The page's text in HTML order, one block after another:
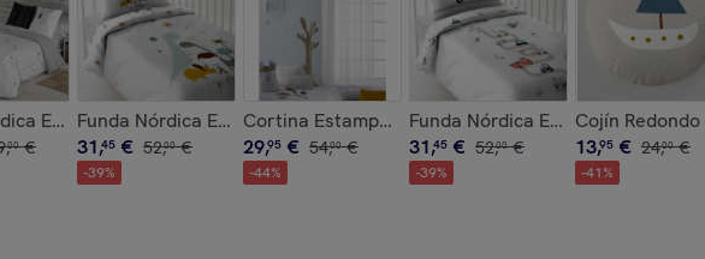
Poliéster - Blanco
Estampada - Cierre Solapa - 100% Algodón - Incluye 1/2 Fundas de
,00 €
Funda Nórdica Estampada - Reversible - Infantil - Cierre Solapa -
31,45 € 52,00 €
-39%
Cortina Estampada - Con Ojales - 100% Algodón -
29,95 € 54,00 €
-44%
Funda Nórdica Estampada -
31,45 € 52,00 €
-39%
Cojín
13,95 € 24,00 €
-41%